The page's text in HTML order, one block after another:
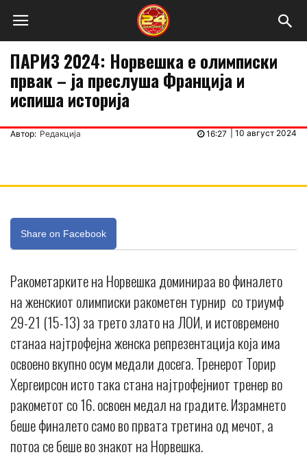
ПАРИЗ 2024: Норвешка е олимписки
првак – ја преслуша Франција и
испиша историја
Автор: Редакција 10 август 2024
16:27
Share on Facebook
Ракометарките на Норвешка доминираа во финалето
на женскиот олимписки ракометен турнир со триумф
29-21 (15-13) за трето злато на ЛОИ, и истовремено
станаа најтрофејна женска репрезентација која има
освоено вкупно осум медали досега. Тренерот Торир
Хергеирсон исто така стана најтрофејниот тренер во
ракометот со 16. освоен медал на градите. Израмнето
беше финалето само во првата третина од мечот, а
потоа се беше во знакот на Норвешка.